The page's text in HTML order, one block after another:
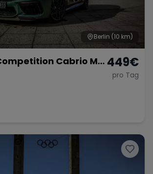
Berlin (10 km)
Cabrio M
PS xDrive
449€
pro Tag